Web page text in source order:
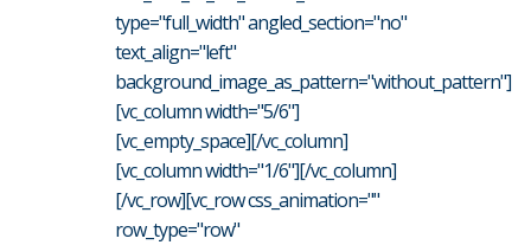
type="full_width" angled_section="no"
text_align="left"
background_image_as_pattern="without_pattern"]
[vc_column width="5/6"]
[vc_empty_space][/vc_column]
[vc_column width="1/6"][/vc_column]
[/vc_row][vc_row css_animation=""
row_type="row"